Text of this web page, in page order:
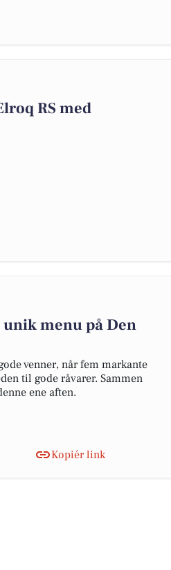
RS med
menu på Den
venner, når fem markante
til gode råvarer. Sammen
ene aften.
Kopiér link